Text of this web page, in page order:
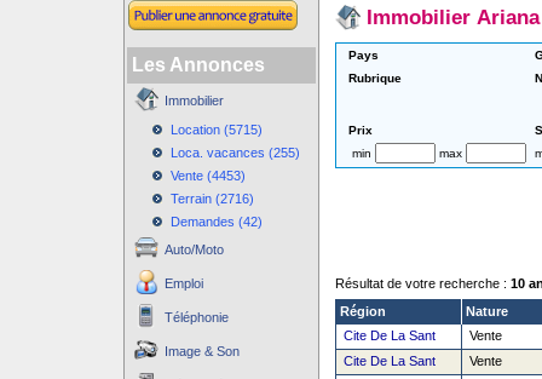
Les Annonces
Immobilier
Location (5715)
Loca. vacances (255)
Vente (4453)
Terrain (2716)
Demandes (42)
Auto/Moto
Emploi
Téléphonie
Image & Son
Immobilier Ariana
Pays
Rubrique
Prix
min
max
Résultat de votre recherche : 10
Région
Nature
Cite De La Sant
Vente
Cite De La Sant
Vente